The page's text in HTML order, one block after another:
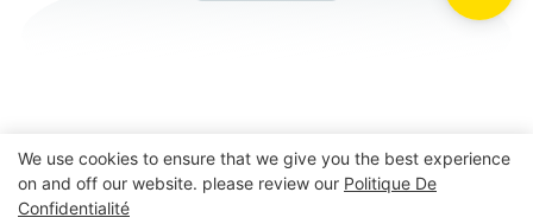
Copyright © 2026 POWER EAGLE INDUSTRIES, INC. |
We use cookies to ensure that we give you the best experience
on and off our website. please review our Politique De
Confidentialité